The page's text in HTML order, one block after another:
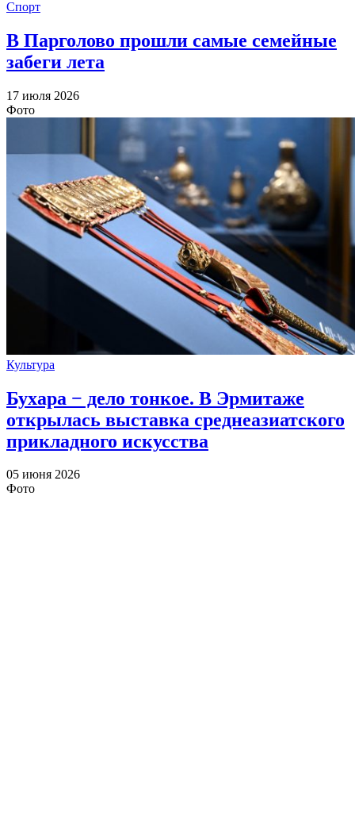
Спорт
В Парголово прошли самые семейные
забеги лета
17 июля 2026
Фото
Культура
Бухара − дело тонкое. В Эрмитаже
открылась выставка среднеазиатского
прикладного искусства
05 июня 2026
Фото